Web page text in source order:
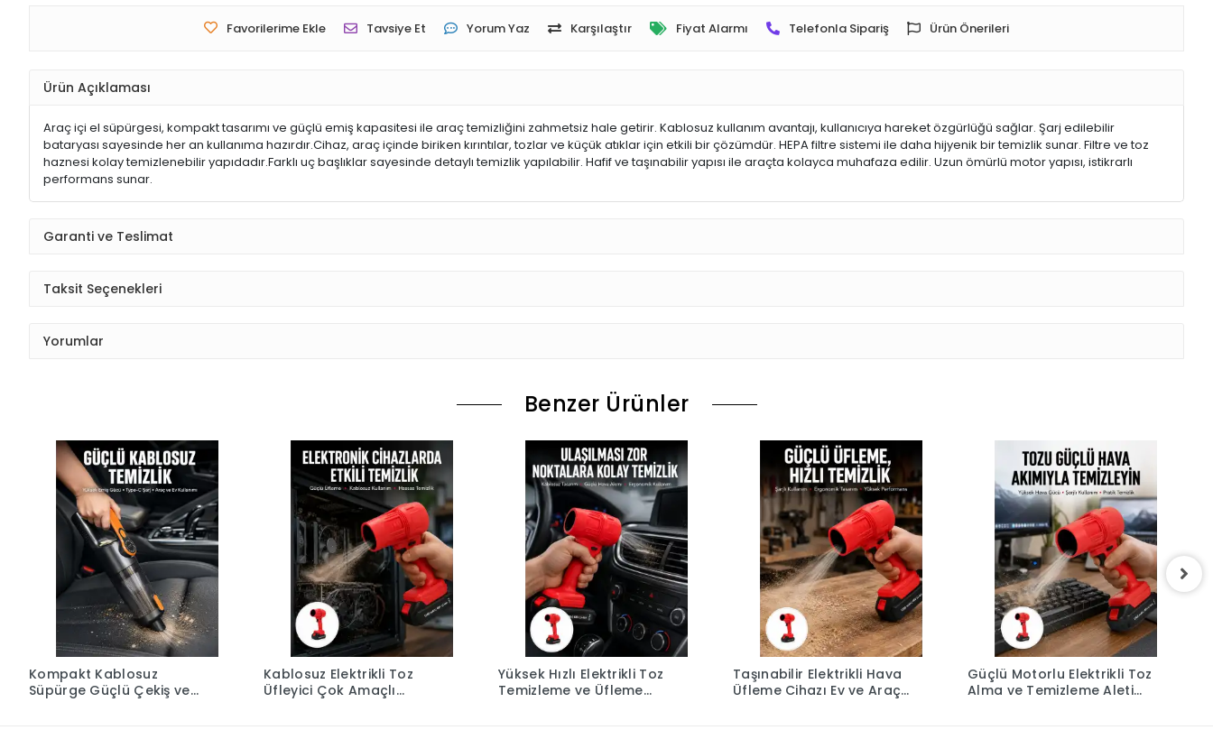
Favorilerime Ekle Tavsiye Et Yorum Yaz Karşılaştır Fiyat Alarmı Telefonla Sipariş Ürün Önerileri
Ürün Açıklaması
Araç içi el süpürgesi, kompakt tasarımı ve güçlü emiş kapasitesi ile araç temizliğini zahmetsiz hale getirir. Kablosuz kullanım avantajı, kullanıcıya hareket özgürlüğü sağlar. Şarj edilebilir
bataryası sayesinde her an kullanıma hazırdır.Cihaz, araç içinde biriken kırıntılar, tozlar ve küçük atıklar için etkili bir çözümdür. HEPA filtre sistemi ile daha hijyenik bir temizlik sunar. Filtre ve toz
haznesi kolay temizlenebilir yapıdadır.Farklı uç başlıklar sayesinde detaylı temizlik yapılabilir. Hafif ve taşınabilir yapısı ile araçta kolayca muhafaza edilir. Uzun ömürlü motor yapısı, istikrarlı
performans sunar.
Garanti ve Teslimat
Taksit Seçenekleri
Yorumlar
Benzer Ürünler
Kompakt Kablosuz
Süpürge Güçlü Çekiş ve
Kablosuz Elektrikli Toz
Üfleyici Çok Amaçlı
Yüksek Hızlı Elektrikli Toz
Temizleme ve Üfleme
Taşınabilir Elektrikli Hava
Üfleme Cihazı Ev ve Araç
Güçlü Motorlu Elektrikli Toz
Alma ve Temizleme Aleti